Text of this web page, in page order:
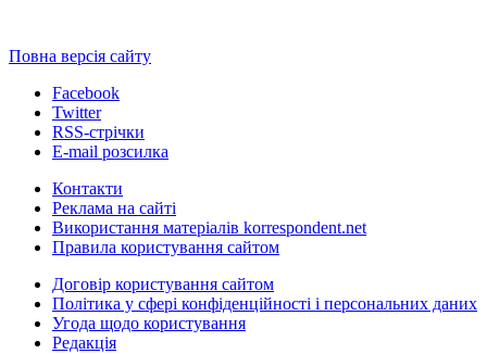
Повна версія сайту
Facebook
Twitter
RSS-стрічки
E-mail розсилка
Контакти
Реклама на сайті
Використання матеріалів korrespondent.net
Правила користування сайтом
Договір користування сайтом
Політика у сфері конфіденційності і персональних даних
Угода щодо користування
Редакція